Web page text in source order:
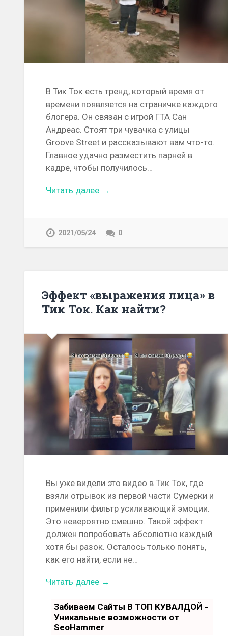
В Тик Ток есть тренд, который время от
времени появляется на страничке каждого
блогера. Он связан с игрой ГТА Сан
Андреас. Стоят три чувачка с улицы
Groove Street и рассказывают вам что-то.
Главное удачно разместить парней в
кадре, чтобы получилось…
Читать далее →
2021/05/24 0
Эффект «выражения лица» в
Тик Ток. Как найти?
Вы уже видели это видео в Тик Ток, где
взяли отрывок из первой части Сумерки и
применили фильтр усиливающий эмоции.
Это невероятно смешно. Такой эффект
должен попробовать абсолютно каждый
хотя бы разок. Осталось только понять,
как его найти, если не…
Читать далее →
Забиваем Сайты В ТОП КУВАЛДОЙ -
Уникальные возможности от
SeoHammer